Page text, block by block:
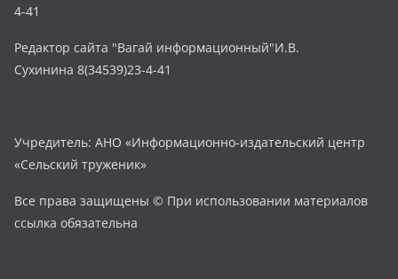
4-41
Редактор сайта "Вагай информационный"И.В.
Сухинина 8(34539)23-4-41
Учредитель: АНО «Информационно-издательский центр
«Сельский труженик»
Все права защищены © При использовании материалов
ссылка обязательна